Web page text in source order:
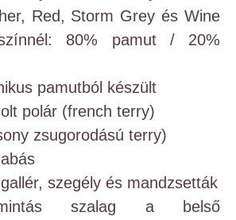
Red, Storm Grey és Wine
80% pamut / 20%
pamutból készült
polár (french terry)
zsugorodású terry)
szegély és mandzsetták
szalag a belső